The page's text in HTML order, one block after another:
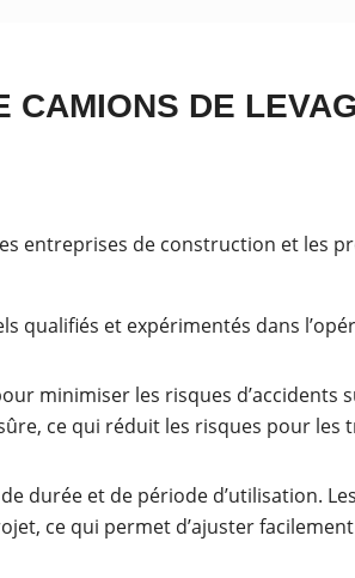
CAMIONS DE
entreprises de construction et les
qualifiés et expérimentés dans
minimiser les risques d’accidents
ce qui réduit les risques pour les
durée et de période d’utilisation.
ce qui permet d’ajuster